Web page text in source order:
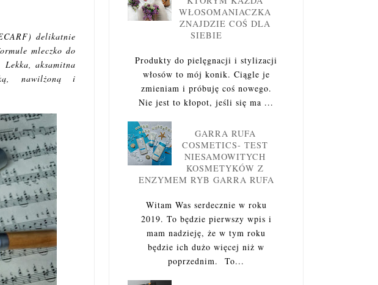
delikatnie
mleczko do
aksamitna
nawilżoną i
WŁOSOMANIACZKA
ZNAJDZIE COŚ DLA
SIEBIE
Produkty do pielęgnacji i stylizacji
włosów to mój konik. Ciągle je
zmieniam i próbuję coś nowego.
Nie jest to kłopot, jeśli się ma ...
GARRA RUFA
COSMETICS- TEST
NIESAMOWITYCH
KOSMETYKÓW Z
ENZYMEM RYB GARRA RUFA
Witam Was serdecznie w roku
2019. To będzie pierwszy wpis i
mam nadzieję, że w tym roku
będzie ich dużo więcej niż w
poprzednim. To...